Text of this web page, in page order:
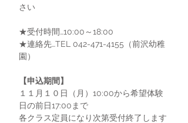
さい
★受付時間…10:00～18:00
★連絡先…TEL 042-471-4155 （前沢幼稚
園）
【申込期間】
１１月１０日（月）10:00から希望体験
日の前日17:00まで
各クラス定員になり次第受付終了します